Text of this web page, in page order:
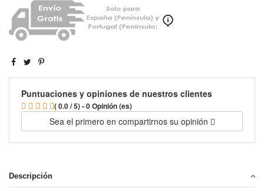
Puntuaciones y opiniones de nuestros clientes
( 0.0 / 5) - 0 Opinión (es)
Sea el primero en compartirnos su opinión
Descripción